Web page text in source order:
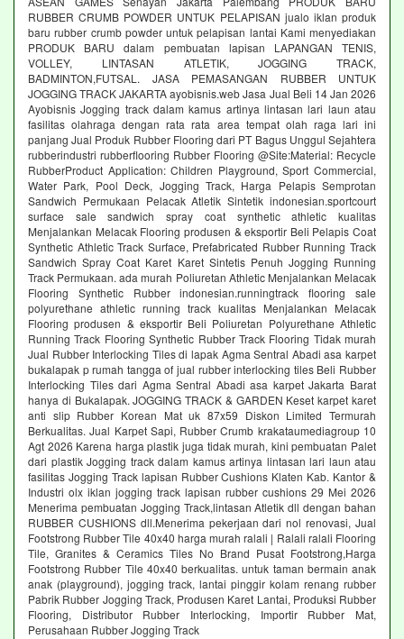
RUBBER CRUMB POWDER UNTUK PELAPISAN jualo iklan produk
baru rubber crumb powder untuk pelapisan lantai Kami menyediakan
PRODUK BARU dalam pembuatan lapisan LAPANGAN TENIS,
VOLLEY, LINTASAN ATLETIK, JOGGING TRACK,
BADMINTON,FUTSAL. JASA PEMASANGAN RUBBER UNTUK
JOGGING TRACK JAKARTA ayobisnis.web Jasa Jual Beli 14 Jan 2026
Ayobisnis Jogging track dalam kamus artinya lintasan lari laun atau
fasilitas olahraga dengan rata rata area tempat olah raga lari ini
panjang Jual Produk Rubber Flooring dari PT Bagus Unggul Sejahtera
rubberindustri rubberflooring Rubber Flooring @Site:Material: Recycle
RubberProduct Application: Children Playground, Sport Commercial,
Water Park, Pool Deck, Jogging Track, Harga Pelapis Semprotan
Sandwich Permukaan Pelacak Atletik Sintetik indonesian.sportcourt
surface sale sandwich spray coat synthetic athletic kualitas
Menjalankan Melacak Flooring produsen & eksportir Beli Pelapis Coat
Synthetic Athletic Track Surface, Prefabricated Rubber Running Track
Sandwich Spray Coat Karet Karet Sintetis Penuh Jogging Running
Track Permukaan. ada murah Poliuretan Athletic Menjalankan Melacak
Flooring Synthetic Rubber indonesian.runningtrack flooring sale
polyurethane athletic running track kualitas Menjalankan Melacak
Flooring produsen & eksportir Beli Poliuretan Polyurethane Athletic
Running Track Flooring Synthetic Rubber Track Flooring Tidak murah
Jual Rubber Interlocking Tiles di lapak Agma Sentral Abadi asa karpet
bukalapak p rumah tangga of jual rubber interlocking tiles Beli Rubber
Interlocking Tiles dari Agma Sentral Abadi asa karpet Jakarta Barat
hanya di Bukalapak. JOGGING TRACK & GARDEN Keset karpet karet
anti slip Rubber Korean Mat uk 87x59 Diskon Limited Termurah
Berkualitas. Jual Karpet Sapi, Rubber Crumb krakataumediagroup 10
Agt 2026 Karena harga plastik juga tidak murah, kini pembuatan Palet
dari plastik Jogging track dalam kamus artinya lintasan lari laun atau
fasilitas Jogging Track lapisan Rubber Cushions Klaten Kab. Kantor &
Industri olx iklan jogging track lapisan rubber cushions 29 Mei 2026
Menerima pembuatan Jogging Track,lintasan Atletik dll dengan bahan
RUBBER CUSHIONS dll.Menerima pekerjaan dari nol renovasi, Jual
Footstrong Rubber Tile 40x40 harga murah ralali | Ralali ralali Flooring
Tile, Granites & Ceramics Tiles No Brand Pusat Footstrong,Harga
Footstrong Rubber Tile 40x40 berkualitas. untuk taman bermain anak
anak (playground), jogging track, lantai pinggir kolam renang rubber
Pabrik Rubber Jogging Track, Produsen Karet Lantai, Produksi Rubber
Flooring, Distributor Rubber Interlocking, Importir Rubber Mat,
Perusahaan Rubber Jogging Track